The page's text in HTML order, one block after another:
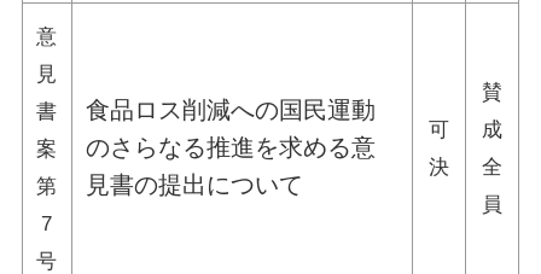
意
見
書
案
第
7
号
食品ロス削減への国民運動
のさらなる推進を求める意
見書の提出について
可
決
賛
成
全
員